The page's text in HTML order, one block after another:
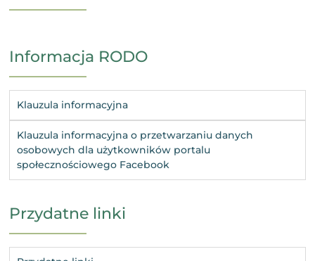
Informacja RODO
Klauzula informacyjna
Klauzula informacyjna o przetwarzaniu danych
osobowych dla użytkowników portalu
społecznościowego Facebook
Przydatne linki